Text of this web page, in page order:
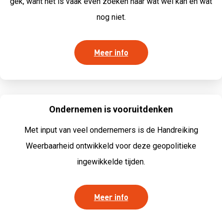
nog niet.
Meer info
Ondernemen is vooruitdenken
Met input van veel ondernemers is de Handreiking
Weerbaarheid ontwikkeld voor deze geopolitieke
ingewikkelde tijden.
Meer info